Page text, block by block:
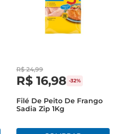
R$ 24,99
R$ 16,98 -32%
Filé De Peito De Frango
Sadia Zip 1Kg